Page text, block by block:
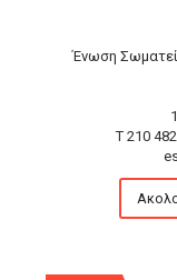
Ένωση
T 210